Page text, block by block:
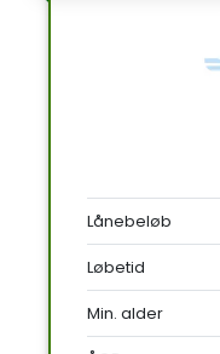
Lånebeløb
Løbetid
Min. alder